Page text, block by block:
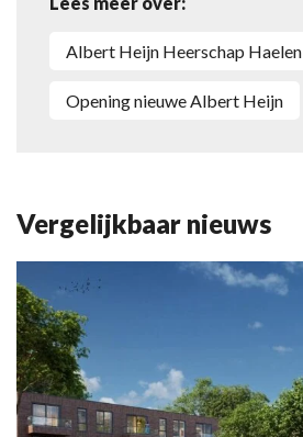
Albert Heijn Heerschap Haelen
Opening nieuwe Albert Heijn
Vergelijkbaar nieuws